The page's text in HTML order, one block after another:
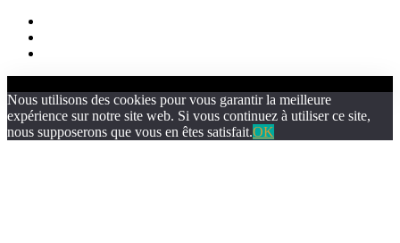
Nous utilisons des cookies pour vous garantir la meilleure
expérience sur notre site web. Si vous continuez à utiliser ce site,
nous supposerons que vous en êtes satisfait.OK